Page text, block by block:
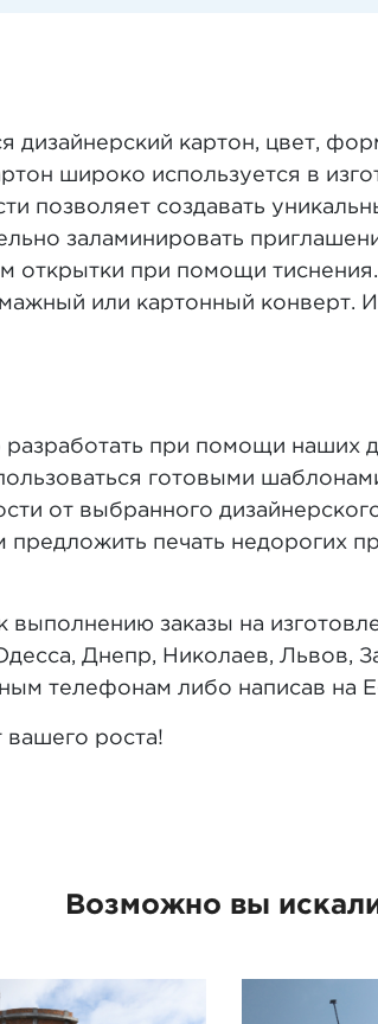
дизайнерский картон, цвет,
широко используется в
позволяет создавать
заламинировать
открытки при помощи
или картонный конверт.
при помощи наших
готовыми
от выбранного
печать недорогих
заказы на
Днепр, Николаев, Львов,
телефонам либо написав на
роста!
Возможно вы